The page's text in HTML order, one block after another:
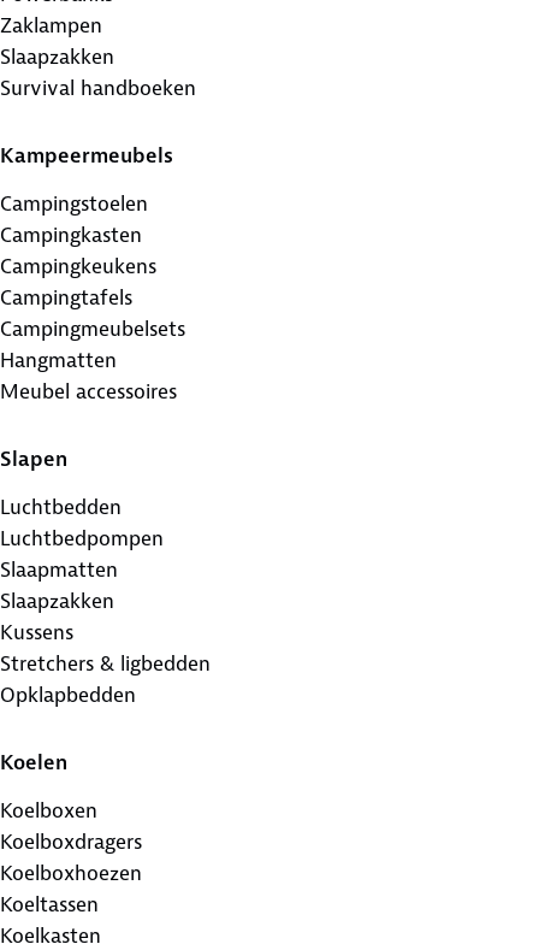
Zaklampen
Slaapzakken
Survival handboeken
Kampeermeubels
Campingstoelen
Campingkasten
Campingkeukens
Campingtafels
Campingmeubelsets
Hangmatten
Meubel accessoires
Slapen
Luchtbedden
Luchtbedpompen
Slaapmatten
Slaapzakken
Kussens
Stretchers & ligbedden
Opklapbedden
Koelen
Koelboxen
Koelboxdragers
Koelboxhoezen
Koeltassen
Koelkasten